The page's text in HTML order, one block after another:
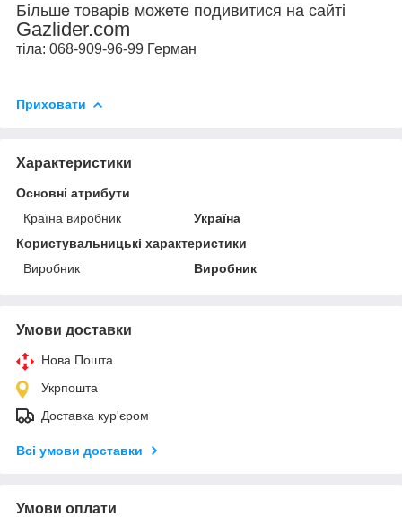
Більше товарів можете подивитися на сайті
Gazlider.com
тіла: 068-909-96-99 Герман
Приховати
Характеристики
Основні атрибути
Країна виробник
Україна
Користувальницькі характеристики
Виробник
Виробник
Умови доставки
Нова Пошта
Укрпошта
Доставка кур'єром
Всі умови доставки
Умови оплати